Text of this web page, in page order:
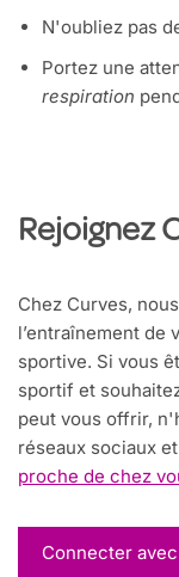
N'oubliez pas
Portez une
respiration
Rejoignez
Chez Curves,
l’entraînement de
sportive. Si vous
sportif et
peut vous offrir,
réseaux sociaux
proche de chez
Connecter